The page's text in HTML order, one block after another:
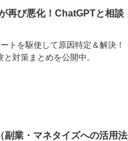
再び悪化！ChatGPTと相談
トを駆使して原因特定＆解決！
対策まとめを公開中。
副業・マネタイズへの活用法